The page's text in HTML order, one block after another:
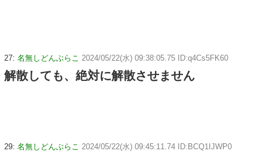
27: 名無しどんぶらこ 2024/05/22(水) 09:38:05.75 ID:q4Cs5FK60
解散しても、絶対に解散させません
29: 名無しどんぶらこ 2024/05/22(水) 09:45:11.74 ID:BCQ1IJWP0